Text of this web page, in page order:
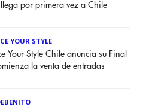
por primera vez a Chile
YOUR STYLE
Your Style Chile anuncia su Final
la venta de entradas